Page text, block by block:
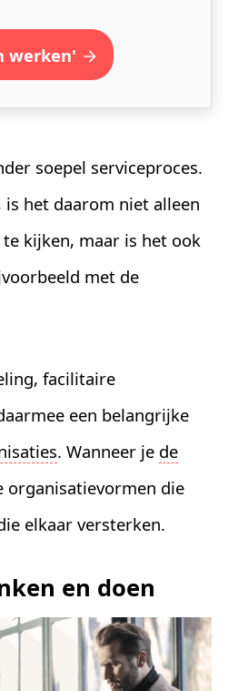
werken'
soepel serviceproces.
het daarom niet alleen
kijken, maar is het ook
met de
facilitaire
een belangrijke
. Wanneer je de
organisatievormen die
elkaar versterken.
en doen